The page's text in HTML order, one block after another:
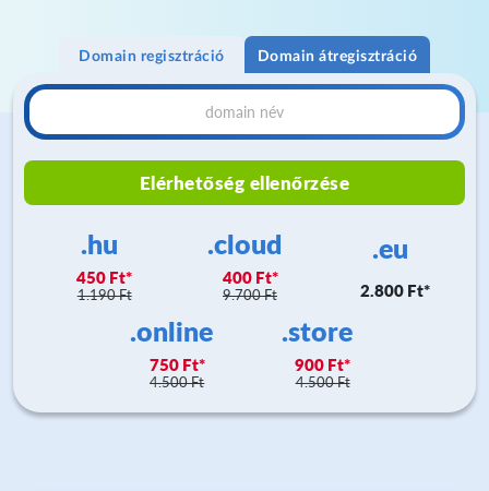
Domain regisztráció Domain átregisztráció
Elérhetőség ellenőrzése
.hu
450 Ft
1.190 Ft
.cloud
400 Ft
9.700 Ft
.eu
2.800 Ft
.online
750 Ft
4.500 Ft
.store
900 Ft
4.500 Ft